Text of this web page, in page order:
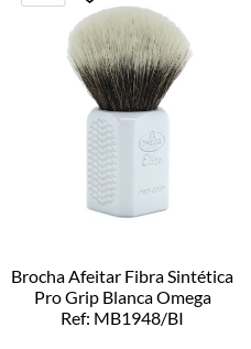
Brocha Afeitar Fibra Sintética
Pro Grip Blanca Omega
Ref: MB1948/BI